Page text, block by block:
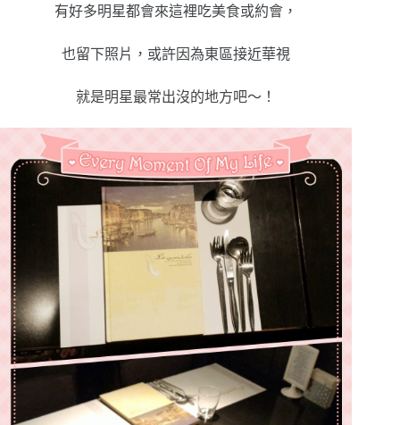
有好多明星都會來這裡吃美食或約會，
也留下照片，或許因為東區接近華視
就是明星最常出沒的地方吧～！